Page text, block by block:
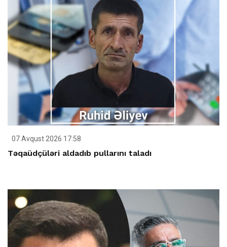
07 Avqust 2026 17:58
Təqaüdçüləri aldadıb pullarını taladı